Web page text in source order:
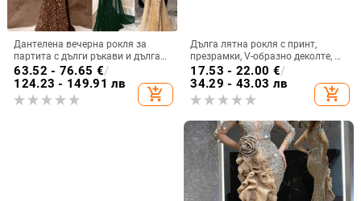
Дантелена вечерна рокля за
партита с дълги ръкави и дълга
пола, дълбоко V-образно деколте,
полиестер-еластанова материя
63.52 - 76.65 €/
124.23 - 149.91 лв
add_shopping_cart
Дълга лятна рокля с принт,
презрамки, V-образно деколте, А-
линия, без ръкав, талия средна;
материя памук-смес и полиестер
17.53 - 22.00 €/
34.29 - 43.03 лв
add_shopping_cart